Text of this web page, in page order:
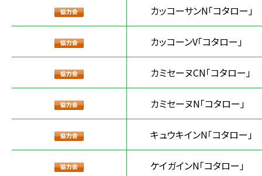
カッコーサンN「コタロー」
カッコーンV「コタロー」
カミセーヌCN「コタロー」
カミセーヌN「コタロー」
キュウキインN「コタロー」
ケイガインN「コタロー」